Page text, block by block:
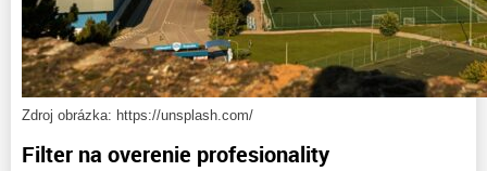
Zdroj obrázka: https://unsplash.com/
Filter na overenie profesionality